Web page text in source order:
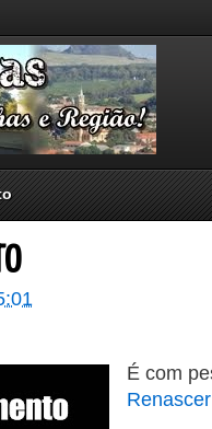
É com
Renascer